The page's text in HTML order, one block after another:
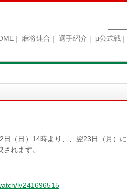
索:
麻将連合 選手紹介 μ公式戦
（日）14時より、、翌23日（月）
されます。
lv241696515